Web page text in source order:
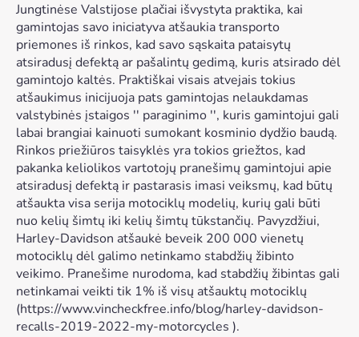
Jungtinėse Valstijose plačiai išvystyta praktika, kai
gamintojas savo iniciatyva atšaukia transporto
priemones iš rinkos, kad savo sąskaita pataisytų
atsiradusį defektą ar pašalintų gedimą, kuris atsirado dėl
gamintojo kaltės. Praktiškai visais atvejais tokius
atšaukimus inicijuoja pats gamintojas nelaukdamas
valstybinės įstaigos '' paraginimo '', kuris gamintojui gali
labai brangiai kainuoti sumokant kosminio dydžio baudą.
Rinkos priežiūros taisyklės yra tokios griežtos, kad
pakanka keliolikos vartotojų pranešimų gamintojui apie
atsiradusį defektą ir pastarasis imasi veiksmų, kad būtų
atšaukta visa serija motociklų modelių, kurių gali būti
nuo kelių šimtų iki kelių šimtų tūkstančių. Pavyzdžiui,
Harley-Davidson atšaukė beveik 200 000 vienetų
motociklų dėl galimo netinkamo stabdžių žibinto
veikimo. Pranešime nurodoma, kad stabdžių žibintas gali
netinkamai veikti tik 1% iš visų atšauktų motociklų
(https://www.vincheckfree.info/blog/harley-davidson-
recalls-2019-2022-my-motorcycles ).